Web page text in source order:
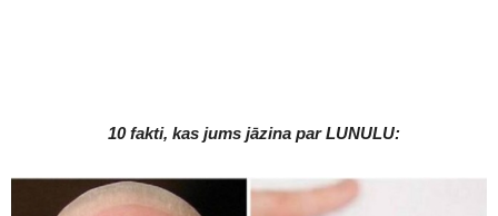
10 fakti, kas jums jāzina par LUNULU: